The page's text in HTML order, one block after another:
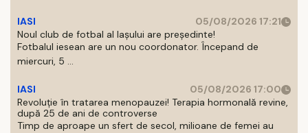
IASI
05/08/2026 17:21
Noul club de fotbal al Iașului are președinte!
Fotbalul iesean are un nou coordonator. Începand de
miercuri, 5 ...
IASI
05/08/2026 17:00
Revoluție în tratarea menopauzei! Terapia hormonală revine,
după 25 de ani de controverse
Timp de aproape un sfert de secol, milioane de femei au